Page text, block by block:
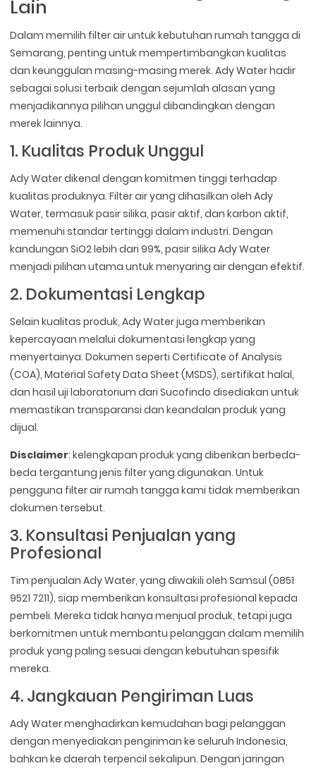
Lain
Dalam memilih filter air untuk kebutuhan rumah tangga di
Semarang, penting untuk mempertimbangkan kualitas
dan keunggulan masing-masing merek. Ady Water hadir
sebagai solusi terbaik dengan sejumlah alasan yang
menjadikannya pilihan unggul dibandingkan dengan
merek lainnya.
1. Kualitas Produk Unggul
Ady Water dikenal dengan komitmen tinggi terhadap
kualitas produknya. Filter air yang dihasilkan oleh Ady
Water, termasuk pasir silika, pasir aktif, dan karbon aktif,
memenuhi standar tertinggi dalam industri. Dengan
kandungan SiO2 lebih dari 99%, pasir silika Ady Water
menjadi pilihan utama untuk menyaring air dengan efektif.
2. Dokumentasi Lengkap
Selain kualitas produk, Ady Water juga memberikan
kepercayaan melalui dokumentasi lengkap yang
menyertainya. Dokumen seperti Certificate of Analysis
(COA), Material Safety Data Sheet (MSDS), sertifikat halal,
dan hasil uji laboratorium dari Sucofindo disediakan untuk
memastikan transparansi dan keandalan produk yang
dijual.
Disclaimer: kelengkapan produk yang diberikan berbeda-
beda tergantung jenis filter yang digunakan. Untuk
pengguna filter air rumah tangga kami tidak memberikan
dokumen tersebut.
3. Konsultasi Penjualan yang
Profesional
Tim penjualan Ady Water, yang diwakili oleh Samsul (0851
9521 7211), siap memberikan konsultasi profesional kepada
pembeli. Mereka tidak hanya menjual produk, tetapi juga
berkomitmen untuk membantu pelanggan dalam memilih
produk yang paling sesuai dengan kebutuhan spesifik
mereka.
4. Jangkauan Pengiriman Luas
Ady Water menghadirkan kemudahan bagi pelanggan
dengan menyediakan pengiriman ke seluruh Indonesia,
bahkan ke daerah terpencil sekalipun. Dengan jaringan